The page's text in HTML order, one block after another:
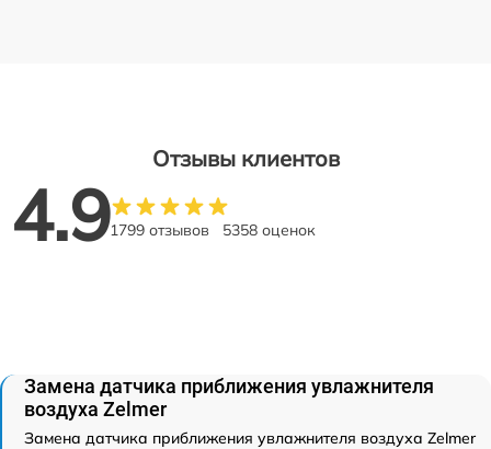
Отзывы клиентов
4.91799 отзывов 5358 оценок
Замена датчика приближения увлажнителя
воздуха Zelmer
Замена датчика приближения увлажнителя воздуха Zelmer